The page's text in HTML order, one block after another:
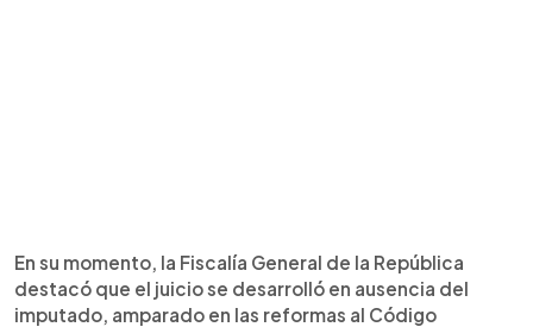
En su momento, la Fiscalía General de la República
destacó que el juicio se desarrolló en ausencia del
imputado, amparado en las reformas al Código